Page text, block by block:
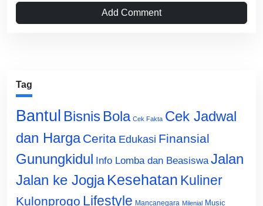
Add Comment
Tag
Bantul Bisnis Bola Cek Fakta Cek Jadwal
dan Harga Cerita Edukasi Finansial
Gunungkidul Info Lomba dan Beasiswa Jalan
Jalan ke Jogja Kesehatan Kuliner
Kulonprogo Lifestyle Mancanegara Milenial Music